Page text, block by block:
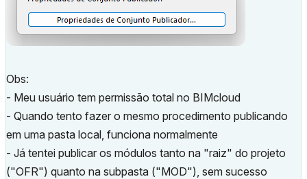
Obs:
- Meu usuário tem permissão total no BIMcloud
- Quando tento fazer o mesmo procedimento publicando
em uma pasta local, funciona normalmente
- Já tentei publicar os módulos tanto na "raiz" do projeto
("OFR") quanto na subpasta ("MOD"), sem sucesso